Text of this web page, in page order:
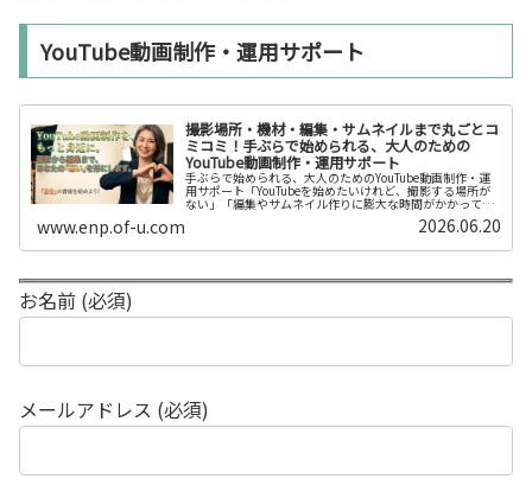
YouTube動画制作・運用サポート
撮影場所・機材・編集・サムネイルまで丸ごとコ
ミコミ！手ぶらで始められる、大人のための
YouTube動画制作・運用サポート
手ぶらで始められる、大人のためのYouTube動画制作・運
用サポート「YouTubeを始めたいけれど、撮影する場所が
ない」「編集やサムネイル作りに膨大な時間がかかって長
続きしない」「機材を揃えるだけで何万円もかかってしま
www.enp.of-u.com 2026.06.20
お名前 (必須)
メールアドレス (必須)